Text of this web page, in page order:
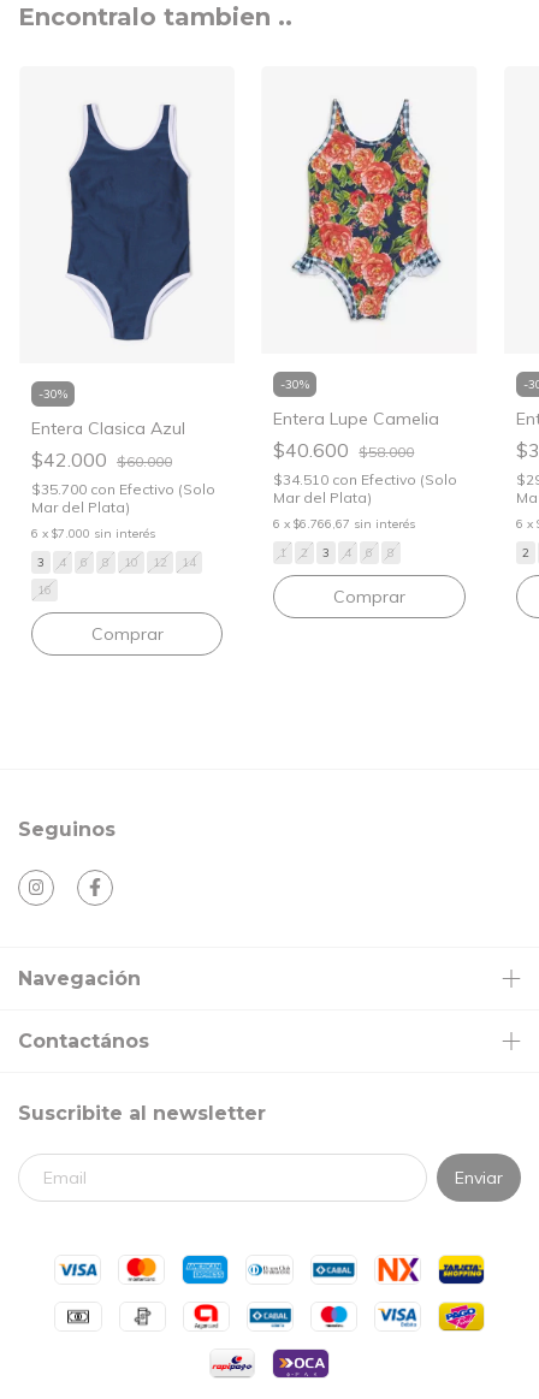
Encontralo tambien ..
-30%
Entera Clasica Azul
$42.000 $60.000
$35.700 con Efectivo (Solo
Mar del Plata)
6 x $7.000 sin interés
3
4 6 8 10 12
14
16
Comprar
-30%
Entera Lupe Camelia
$40.600
$58.000
$34.510 con Efectivo (Solo
Mar del Plata)
6 x$6.766,67 sin interés
1
2 3 4 6 8
Comprar
-
6 x
2
Seguinos
Navegación
Contactános
Suscribite al newsletter